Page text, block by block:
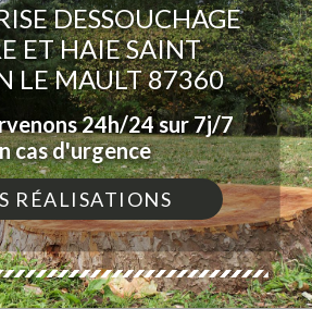
DESSOUCHAGE
ET HAIE SAINT
LE MAULT 87360
24h/24 sur 7j/7
cas d'urgence
RÉALISATIONS